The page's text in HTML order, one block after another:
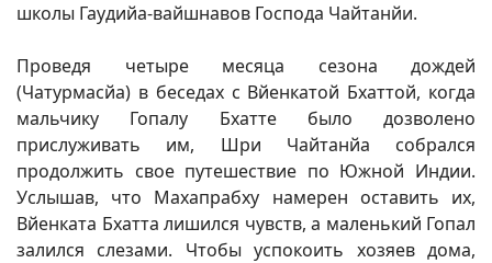
школы Гаудийа-вайшнавов Господа Чайтанйи.
Проведя четыре месяца сезона дождей
(Чатурмасйа) в беседах с Вйенкатой Бхаттой, когда
мальчику Гопалу Бхатте было дозволено
прислуживать им, Шри Чайтанйа собрался
продолжить свое путешествие по Южной Индии.
Услышав, что Махапрабху намерен оставить их,
Вйенката Бхатта лишился чувств, а маленький Гопал
залился слезами. Чтобы успокоить хозяев дома,